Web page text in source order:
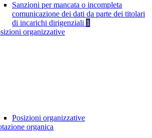
Sanzioni per mancata o incompleta
comunicazione dei dati da parte dei titolari
di incarichi dirigenziali 1
organizzative
Posizioni organizzative
organica